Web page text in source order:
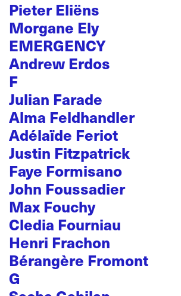
Pieter Eliëns
Morgane Ely
EMERGENCY
Andrew Erdos
F
Julian Farade
Alma Feldhandler
Adélaïde Feriot
Justin Fitzpatrick
Faye Formisano
John Foussadier
Max Fouchy
Cledia Fourniau
Henri Frachon
Bérangère Fromont
G